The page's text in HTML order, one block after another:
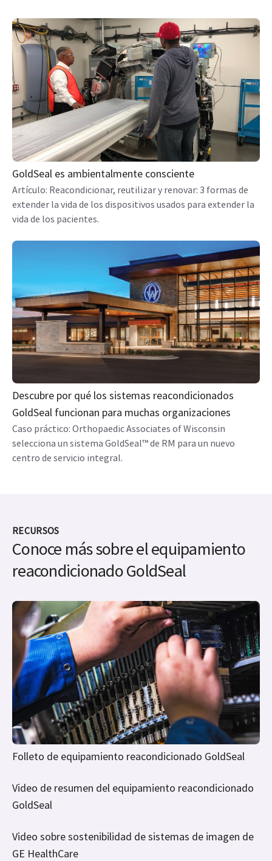
GoldSeal es ambientalmente consciente
Artículo: Reacondicionar, reutilizar y renovar: 3 formas de
extender la vida de los dispositivos usados para extender la
vida de los pacientes.
Descubre por qué los sistemas reacondicionados
GoldSeal funcionan para muchas organizaciones
Caso práctico: Orthopaedic Associates of Wisconsin
selecciona un sistema GoldSeal™ de RM para un nuevo
centro de servicio integral.
RECURSOS
Conoce más sobre el equipamiento
reacondicionado GoldSeal
Folleto de equipamiento reacondicionado GoldSeal
Video de resumen del equipamiento reacondicionado
GoldSeal
Video sobre sostenibilidad de sistemas de imagen de
GE HealthCare